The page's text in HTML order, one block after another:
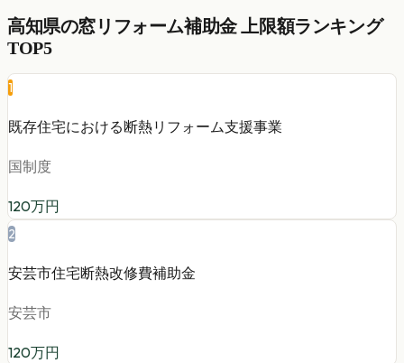
高知県の窓リフォーム補助金 上限額ランキング
TOP5
1
既存住宅における断熱リフォーム支援事業
国制度
120万円
2
安芸市住宅断熱改修費補助金
安芸市
120万円